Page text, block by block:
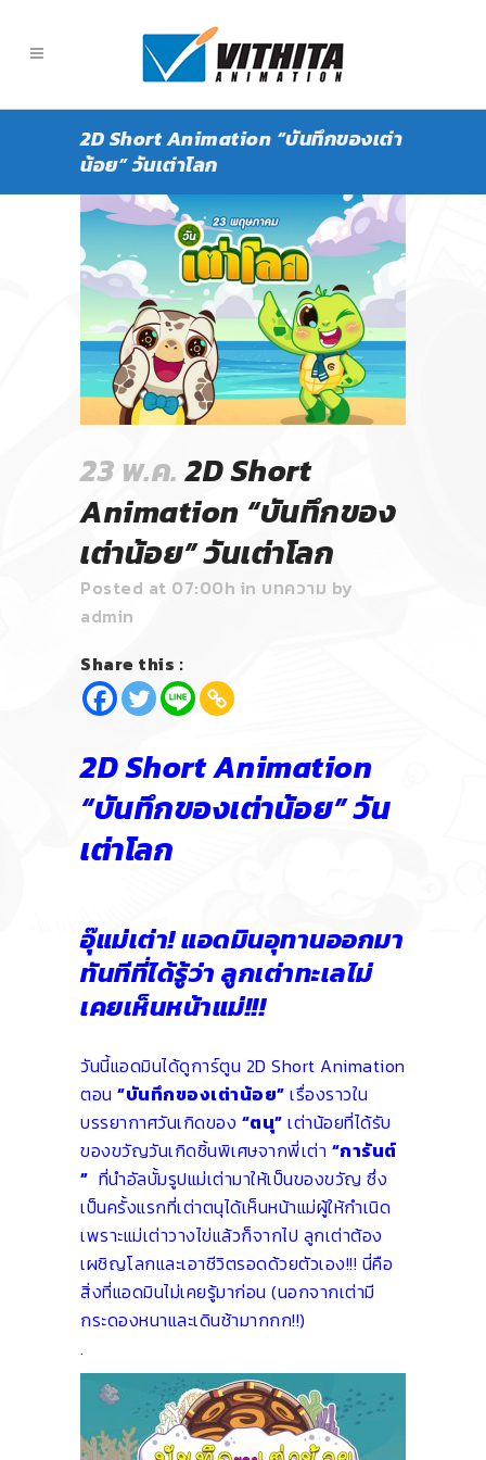
2D Short Animation “บันทึกของเต่า
น้อย” วันเต่าโลก
23 พ.ค.2D Short
Animation “บันทึกของ
เต่าน้อย” วันเต่าโลก
Posted at 07:00h in บทความ by
admin
Share this :
2D Short Animation
“บันทึกของเต่าน้อย” วัน
เต่าโลก
อุ๊แม่เต่า! แอดมินอุทานออกมา
ทันทีที่ได้รู้ว่า ลูกเต่าทะเลไม่
เคยเห็นหน้าแม่!!!
วันนี้แอดมินได้ดูการ์ตูน 2D Short Animation
ตอน “บันทึกของเต่าน้อย” เรื่องราวใน
บรรยากาศวันเกิดของ “ตนุ” เต่าน้อยที่ได้รับ
ของขวัญวันเกิดชิ้นพิเศษจากพี่เต่า “การันต์
” ที่นำอัลบั้มรูปแม่เต่ามาให้เป็นของขวัญ ซึ่ง
เป็นครั้งแรกที่เต่าตนุได้เห็นหน้าแม่ผู้ให้กำเนิด
เพราะแม่เต่าวางไข่แล้วก็จากไป ลูกเต่าต้อง
เผชิญโลกและเอาชีวิตรอดด้วยตัวเอง!!! นี่คือ
สิ่งที่แอดมินไม่เคยรู้มาก่อน (นอกจากเต่ามี
กระดองหนาและเดินช้ามากกก!!)
.